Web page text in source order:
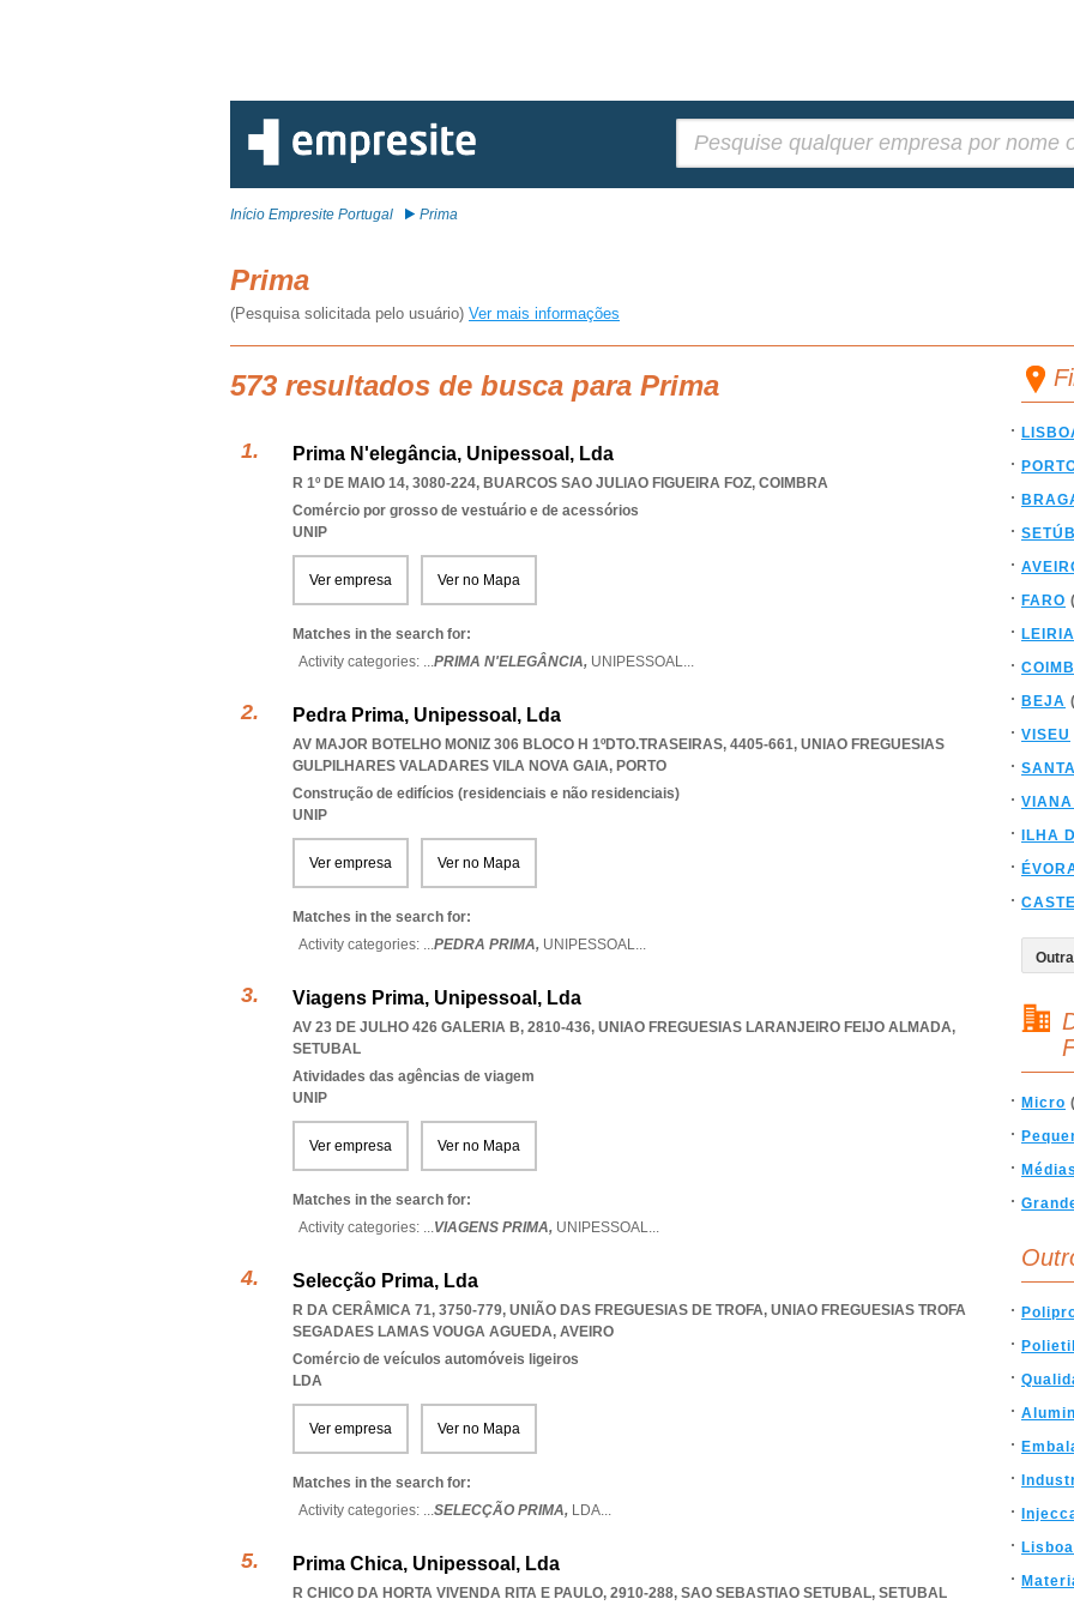
Início Empresite Portugal Prima
Prima
(Pesquisa solicitada pelo usuário) Ver mais informações
573 resultados de busca para Prima
Prima N'elegância, Unipessoal, Lda
R 1º DE MAIO 14, 3080-224, BUARCOS SAO JULIAO FIGUEIRA FOZ, COIMBRA
Comércio por grosso de vestuário e de acessórios
UNIP
Ver empresa Ver no Mapa
Matches in the search for:
Activity categories: ...PRIMA N'ELEGÂNCIA, UNIPESSOAL...
Pedra Prima, Unipessoal, Lda
AV MAJOR BOTELHO MONIZ 306 BLOCO H 1ºDTO.TRASEIRAS, 4405-661, UNIAO FREGUESIAS
GULPILHARES VALADARES VILA NOVA GAIA, PORTO
Construção de edifícios (residenciais e não residenciais)
UNIP
Ver empresa Ver no Mapa
Matches in the search for:
Activity categories: ...PEDRA PRIMA, UNIPESSOAL...
Viagens Prima, Unipessoal, Lda
AV 23 DE JULHO 426 GALERIA B, 2810-436, UNIAO FREGUESIAS LARANJEIRO FEIJO ALMADA,
SETUBAL
Atividades das agências de viagem
UNIP
Ver empresa Ver no Mapa
Matches in the search for:
Activity categories: ...VIAGENS PRIMA, UNIPESSOAL...
Selecção Prima, Lda
R DA CERÂMICA 71, 3750-779, UNIÃO DAS FREGUESIAS DE TROFA, UNIAO FREGUESIAS TROFA
SEGADAES LAMAS VOUGA AGUEDA, AVEIRO
Comércio de veículos automóveis ligeiros
LDA
Ver empresa Ver no Mapa
Matches in the search for:
Activity categories: ...SELECÇÃO PRIMA, LDA...
Prima Chica, Unipessoal, Lda
R CHICO DA HORTA VIVENDA RITA E PAULO, 2910-288, SAO SEBASTIAO SETUBAL, SETUBAL
FARO
LEIRIA
BEJA
VISEU
ILHA
Micro
Lisboa